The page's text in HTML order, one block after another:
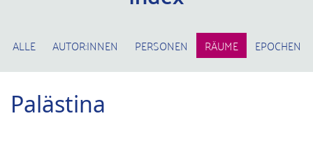
ALLE AUTOR:INNEN PERSONEN RÄUME EPOCHEN
Palästina